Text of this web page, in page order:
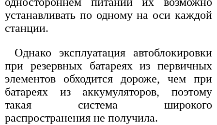
устанавливать по одному на оси каждой
станции.
Однако эксплуатация автоблокировки
при резервных батареях из первичных
элементов обходится дороже, чем при
батареях из аккумуляторов, поэтому
такая система широкого
распространения не получила.